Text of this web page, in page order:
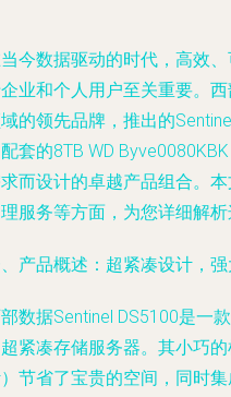
今数据驱动的时代，高效
业和个人用户至关重要。
的领先品牌，推出的
套的8TB WD
而设计的卓越产品组合。
服务等方面，为您详细解析
产品概述：超紧凑设计，
数据Sentinel DS5100是一
紧凑存储服务器。其小巧
节省了宝贵的空间，同时